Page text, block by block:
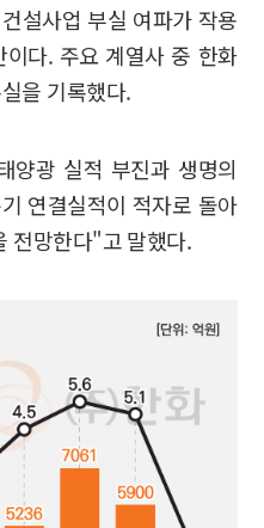
설사업 부실 여파가 작용
다. 주요 계열사 중 한화
을 기록했다.
양광 실적 부진과 생명의
연결실적이 적자로 돌아
전망한다"고 말했다.